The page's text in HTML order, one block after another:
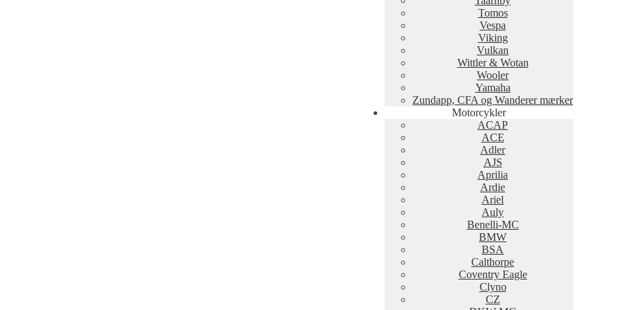
Tomos
Vespa
Viking
Vulkan
Wittler & Wotan
Wooler
Yamaha
Zundapp, CFA og Wanderer mærker
Motorcykler
ACAP
ACE
Adler
AJS
Aprilia
Ardie
Ariel
Auly
Benelli-MC
BMW
BSA
Calthorpe
Coventry Eagle
Clyno
CZ